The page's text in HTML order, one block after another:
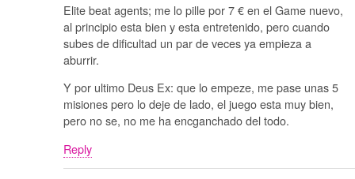
Elite beat agents; me lo pille por 7 € en el Game nuevo,
al principio esta bien y esta entretenido, pero cuando
subes de dificultad un par de veces ya empieza a
aburrir.
Y por ultimo Deus Ex: que lo empeze, me pase unas 5
misiones pero lo deje de lado, el juego esta muy bien,
pero no se, no me ha encganchado del todo.
Reply